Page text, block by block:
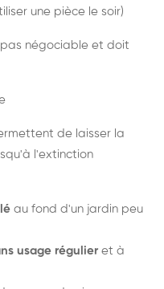
une pièce le soir)
pas négociable et doit
de laisser la
l'extinction
au fond d'un jardin peu
usage régulier et à